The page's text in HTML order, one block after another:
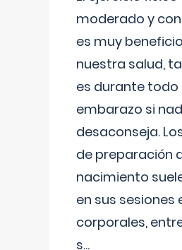
moderado y
es muy
nuestra salud,
es durante todo
embarazo si
desaconseja.
de preparación
nacimiento
en sus sesiones
corporales,
s...